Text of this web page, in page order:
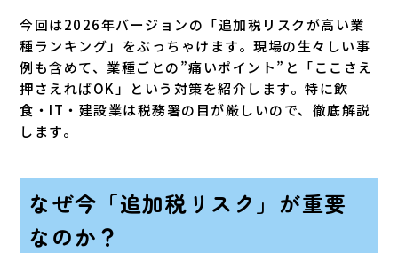
今回は2026年バージョンの「追加税リスクが高い業
種ランキング」をぶっちゃけます。現場の生々しい事
例も含めて、業種ごとの”痛いポイント”と「ここさえ
押さえればOK」という対策を紹介します。特に飲
食・IT・建設業は税務署の目が厳しいので、徹底解説
します。
なぜ今「追加税リスク」が重要
なのか？